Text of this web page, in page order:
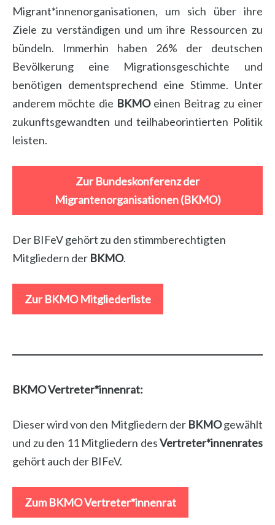
Migrant*innenorganisationen, um sich über ihre
Ziele zu verständigen und um ihre Ressourcen zu
bündeln. Immerhin haben 26% der deutschen
Bevölkerung eine Migrationsgeschichte und
benötigen dementsprechend eine Stimme. Unter
anderem möchte die BKMOeinen Beitrag zu einer
zukunftsgewandten und teilhabeorintierten Politik
leisten.
Zur Bundeskonferenz der
Migrantenorganisationen (BKMO)
Der BIFeV gehört zu den stimmberechtigten
Mitgliedern der BKMO.
Zur BKMO Mitgliederliste
BKMO Vertreter*innenrat:
Dieser wird von den Mitgliedern der BKMOgewählt
und zu den 11 Mitgliedern desVertreter*innenrates
gehört auch der BIFeV.
Zum BKMO Vertreter*innenrat